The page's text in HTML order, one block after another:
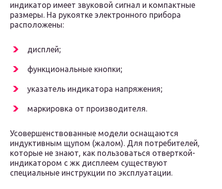
индикатор имеет звуковой сигнал и компактные
размеры. На рукоятке электронного прибора
расположены:
дисплей;
функциональные кнопки;
указатель индикатора напряжения;
маркировка от производителя.
Усовершенствованные модели оснащаются
индуктивным щупом (жалом). Для потребителей,
которые не знают, как пользоваться отверткой-
индикатором с жк дисплеем существуют
специальные инструкции по эксплуатации.